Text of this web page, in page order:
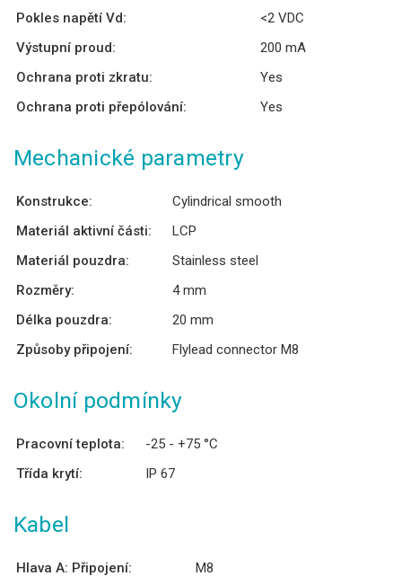
Pokles napětí Vd:
<2 VDC
Výstupní proud:
200 mA
Ochrana proti zkratu:
Yes
Ochrana proti přepólování:
Yes
Mechanické parametry
Konstrukce:
Cylindrical smooth
Materiál aktivní části:
LCP
Materiál pouzdra:
Stainless steel
Rozměry:
4 mm
Délka pouzdra:
20 mm
Způsoby připojení:
Flylead connector M8
Okolní podmínky
Pracovní teplota:
-25 - +75 °C
Třída krytí:
IP 67
Kabel
Hlava A: Připojení:
M8